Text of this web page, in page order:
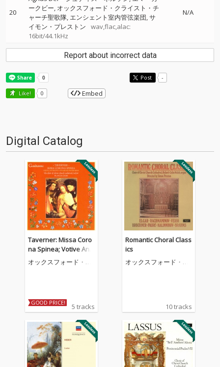
20
ークビー オックスフォード・クライスト・チ
ャーチ聖歌隊 エンシェント室内管弦楽団 サ
イモン・プレストン
wav,flac,alac:
16bit/44.1kHz
N/A
Report about incorrect data
Post -
Like! 0 Embed
Digital Catalog
Taverner: Missa Coro
na Spinea; Votive Anti
phon: O Wilhelme Pas
tor Bone
オックスフォード・ク
GOOD PRICE! 5 tracks
Romantic Choral Class
ics
オックスフォード・ク
10 tracks